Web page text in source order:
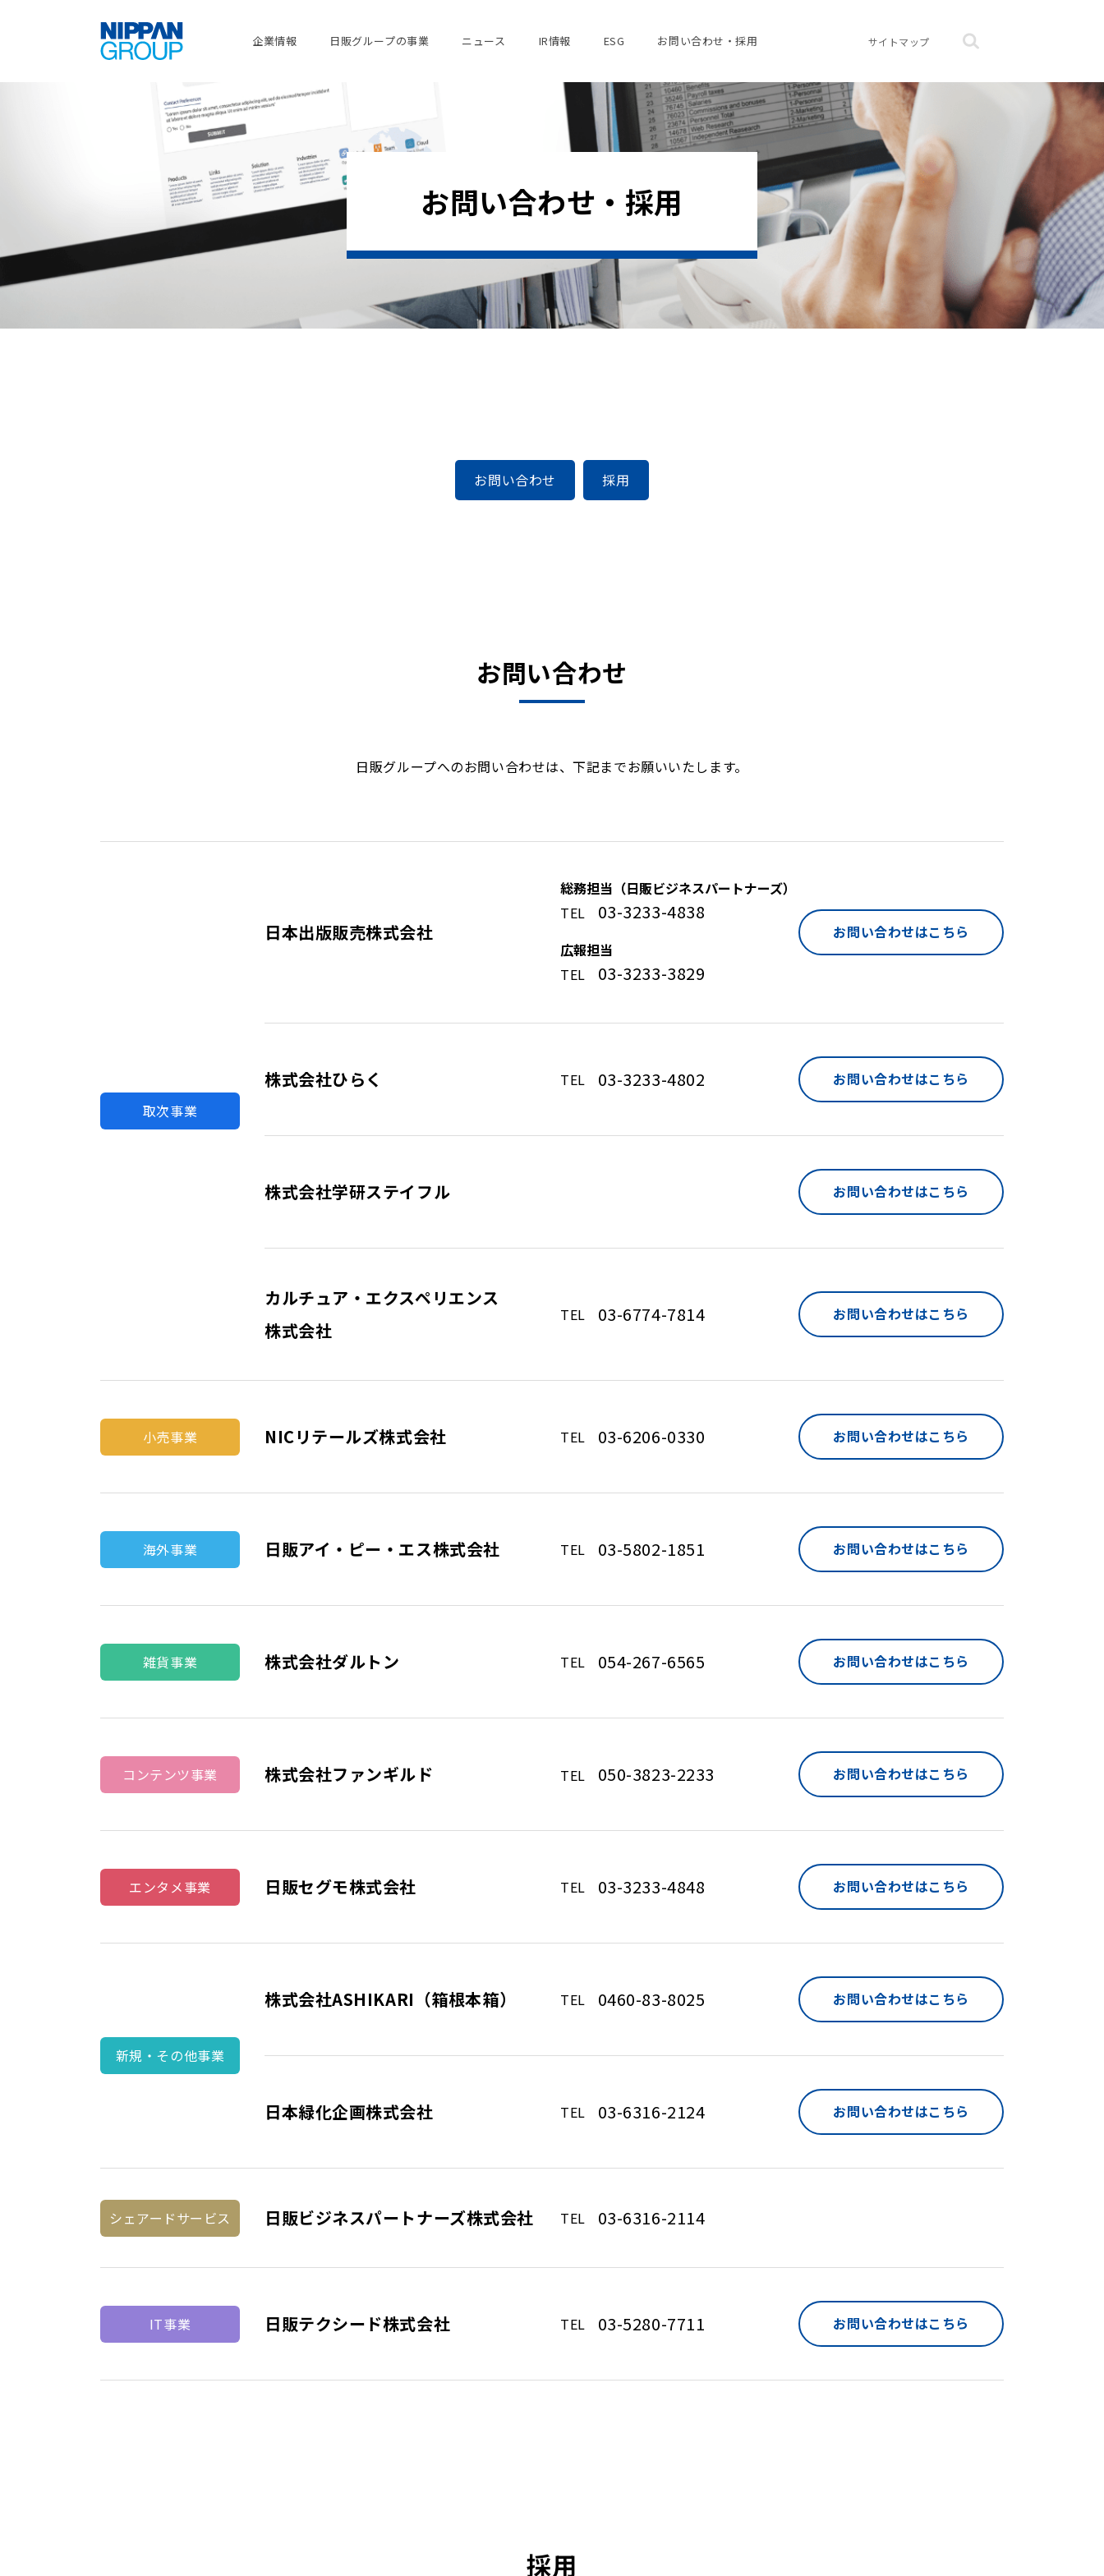
企業情報 日販グループの事業 ニュース IR情報 ESG お問い合わせ・採用 サイトマップ
お問い合わせ・採用
お問い合わせ 採用
お問い合わせ
日販グループへのお問い合わせは、下記までお願いいたします。
取次事業
日本出版販売株式会社
総務担当 （日販ビジネスパートナーズ）
TEL
03-3233-4838
広報担当
TEL
03-3233-3829
お問い合わせはこちら
株式会社ひらく TEL 03-3233-4802 お問い合わせはこちら
株式会社学研ステイフル お問い合わせはこちら
カルチュア・エクスペリエンス
株式会社
TEL 03-6774-7814 お問い合わせはこちら
小売事業 NICリテールズ株式会社 TEL 03-6206-0330 お問い合わせはこちら
海外事業 日販アイ・ピー・エス株式会社 TEL 03-5802-1851 お問い合わせはこちら
雑貨事業 株式会社ダルトン TEL 054-267-6565 お問い合わせはこちら
コンテンツ事業 株式会社ファンギルド TEL 050-3823-2233 お問い合わせはこちら
エンタメ事業 日販セグモ株式会社 TEL 03-3233-4848 お問い合わせはこちら
新規・ その他事業
株式会社ASHIKARI（箱根本箱） TEL 0460-83-8025 お問い合わせはこちら
日本緑化企画株式会社 TEL 03-6316-2124 お問い合わせはこちら
シェアードサービス 日販ビジネスパートナーズ株式会社 TEL 03-6316-2114
IT事業 日販テクシード株式会社 TEL 03-5280-7711 お問い合わせはこちら
採用